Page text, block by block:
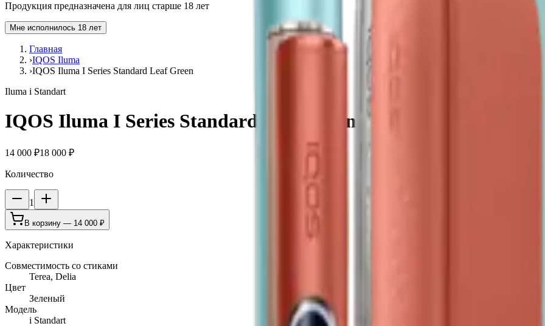
Продукция предназначена для лиц старше 18 лет
Мне исполнилось 18 лет
Главная
›IQOS Iluma
›IQOS Iluma I Series Standard Leaf Green
Iluma i Standart
IQOS Iluma I Series Standard Leaf Green
14 000 ₽18 000 ₽
Количество
1
В корзину — 14 000 ₽
Характеристики
Совместимость со стиками
Terea, Delia
Цвет
Зеленый
Модель
i Standart